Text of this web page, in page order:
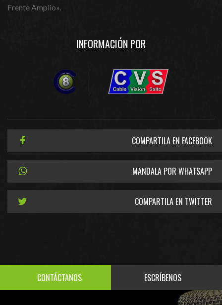
Frente Amplio».
INFORMACIÓN POR
COMPARTILA EN FACEBOOK
MANDALA POR WHATSAPP
COMPARTILA EN TWITTER
CONTÁCTANOS ESCRÍBENOS